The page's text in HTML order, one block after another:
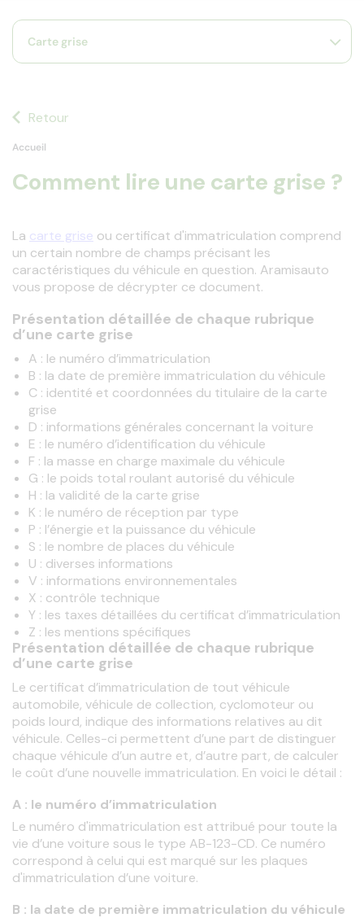
Carte grise
Retour
Accueil
Comment lire une carte grise ?
La carte grise ou certificat d'immatriculation comprend
un certain nombre de champs précisant les
caractéristiques du véhicule en question. Aramisauto
vous propose de décrypter ce document.
Présentation détaillée de chaque rubrique
d’une carte grise
A : le numéro d’immatriculation
B : la date de première immatriculation du véhicule
C : identité et coordonnées du titulaire de la carte
grise
D : informations générales concernant la voiture
E : le numéro d’identification du véhicule
F : la masse en charge maximale du véhicule
G : le poids total roulant autorisé du véhicule
H : la validité de la carte grise
K : le numéro de réception par type
P : l’énergie et la puissance du véhicule
S : le nombre de places du véhicule
U : diverses informations
V : informations environnementales
X : contrôle technique
Y : les taxes détaillées du certificat d’immatriculation
Z : les mentions spécifiques
Présentation détaillée de chaque rubrique
d’une carte grise
Le certificat d’immatriculation de tout véhicule
automobile, véhicule de collection, cyclomoteur ou
poids lourd, indique des informations relatives au dit
véhicule. Celles-ci permettent d’une part de distinguer
chaque véhicule d’un autre et, d’autre part, de calculer
le coût d’une nouvelle immatriculation. En voici le détail :
A : le numéro d’immatriculation
Le numéro d'immatriculation est attribué pour toute la
vie d’une voiture sous le type AB-123-CD. Ce numéro
correspond à celui qui est marqué sur les plaques
d'immatriculation d’une voiture.
B : la date de première immatriculation du véhicule